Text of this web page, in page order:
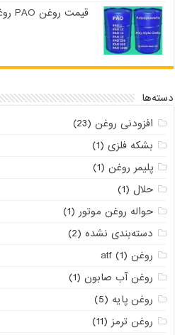
قیمت روغن PAO روغن پلی آلفا الفین
دسته‌ها
افزودنی روغن (23)
بشکه فلزی (1)
پلیمر روغن (1)
حلال (1)
حواله روغن موتور (1)
دسته‌بندی نشده (2)
روغن atf (1)
روغن آب صابون (1)
روغن پایه (5)
روغن ترمز (11)